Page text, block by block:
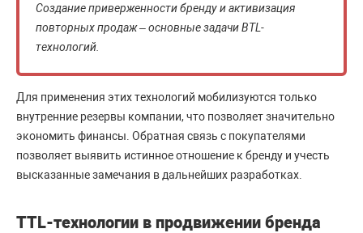
Создание приверженности бренду и активизация
повторных продаж – основные задачи ВТL-
технологий.
Для применения этих технологий мобилизуются только
внутренние резервы компании, что позволяет значительно
экономить финансы. Обратная связь с покупателями
позволяет выявить истинное отношение к бренду и учесть
высказанные замечания в дальнейших разработках.
ТТL-технологии в продвижении бренда